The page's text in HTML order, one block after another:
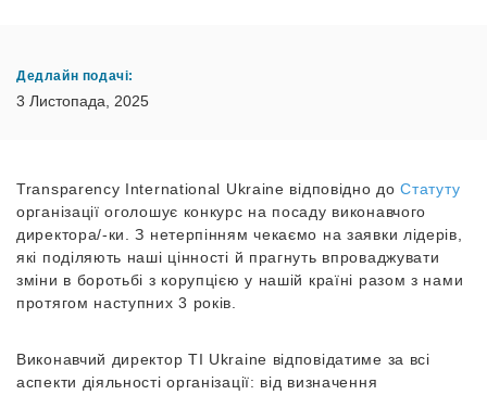
Дедлайн подачі:
3 Листопада, 2025
Transparency International Ukraine відповідно доСтатуту
організації оголошує конкурс на посаду виконавчого
директора/-ки. З нетерпінням чекаємо на заявки лідерів,
які поділяють наші цінності й прагнуть впроваджувати
зміни в боротьбі з корупцією у нашій країні разом з нами
протягом наступних 3 років.
Виконавчий директор ТІ Ukraine відповідатиме за всі
аспекти діяльності організації: від визначення